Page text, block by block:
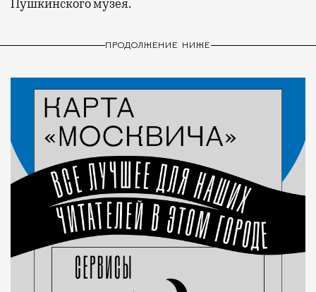
Пушкинского музея.
ПРОДОЛЖЕНИЕ НИЖЕ